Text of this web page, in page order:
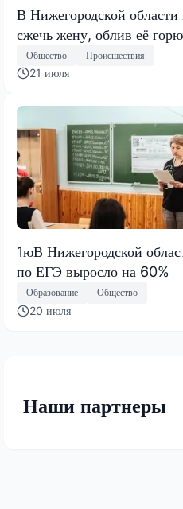
В Нижегородской
сжечь жену, облив её
Общество Происшествия
21 июля
1юВ Нижегородской
по ЕГЭ выросло на 60%
Образование Общество
20 июля
Наши партнеры